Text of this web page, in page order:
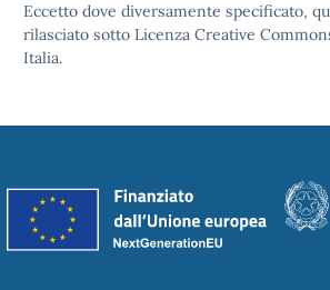
Eccetto dove diversamente specificato,
rilasciato sotto Licenza Creative
Italia.